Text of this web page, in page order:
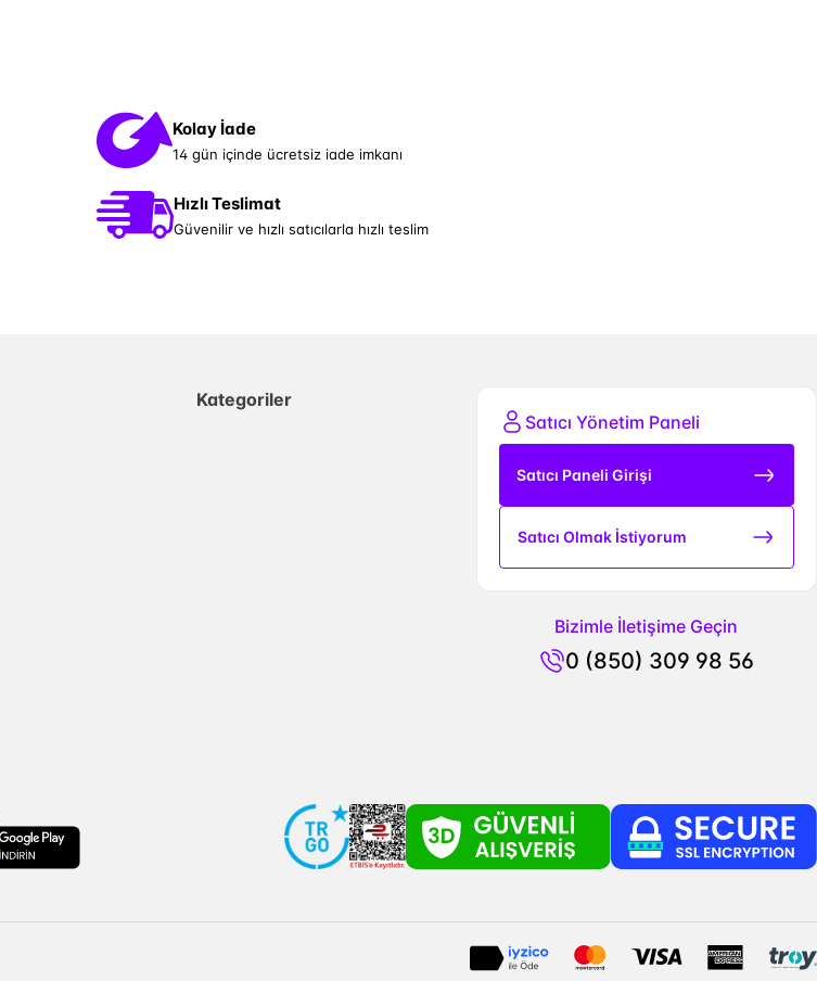
Kolay İade
14 gün içinde ücretsiz iade imkanı
Hızlı Teslimat
Güvenilir ve hızlı satıcılarla hızlı teslim
Kategoriler
Satıcı Yönetim Paneli
Satıcı Paneli Girişi
Satıcı Olmak İstiyorum
Bizimle İletişime Geçin
0 (850) 309 98 56